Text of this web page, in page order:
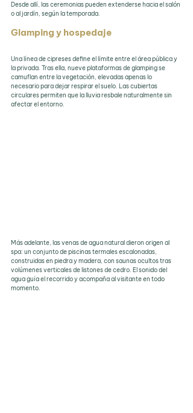
Desde allí, las ceremonias pueden extenderse hacia el salón
o al jardín, según la temporada.
Glamping y hospedaje
Una línea de cipreses define el límite entre el área pública y
la privada. Tras ella, nueve plataformas de glamping se
camuflan entre la vegetación, elevadas apenas lo
necesario para dejar respirar el suelo. Las cubiertas
circulares permiten que la lluvia resbale naturalmente sin
afectar el entorno.
Más adelante, las venas de agua natural dieron origen al
spa: un conjunto de piscinas termales escalonadas,
construidas en piedra y madera, con saunas ocultos tras
volúmenes verticales de listones de cedro. El sonido del
agua guía el recorrido y acompaña al visitante en todo
momento.